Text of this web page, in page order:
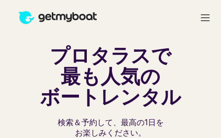
プロタラスで
最も人気の
ボートレンタル
検索＆予約して、最高の1日を
お楽しみください。